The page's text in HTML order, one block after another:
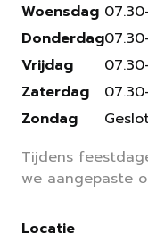
Woensdag
Donderdag
Vrijdag
Zaterdag
Zondag
Tijdens
we aangepaste
Locatie